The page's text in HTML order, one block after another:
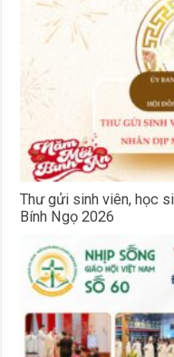
Thư gửi sinh viên, học
Bính Ngọ 2026